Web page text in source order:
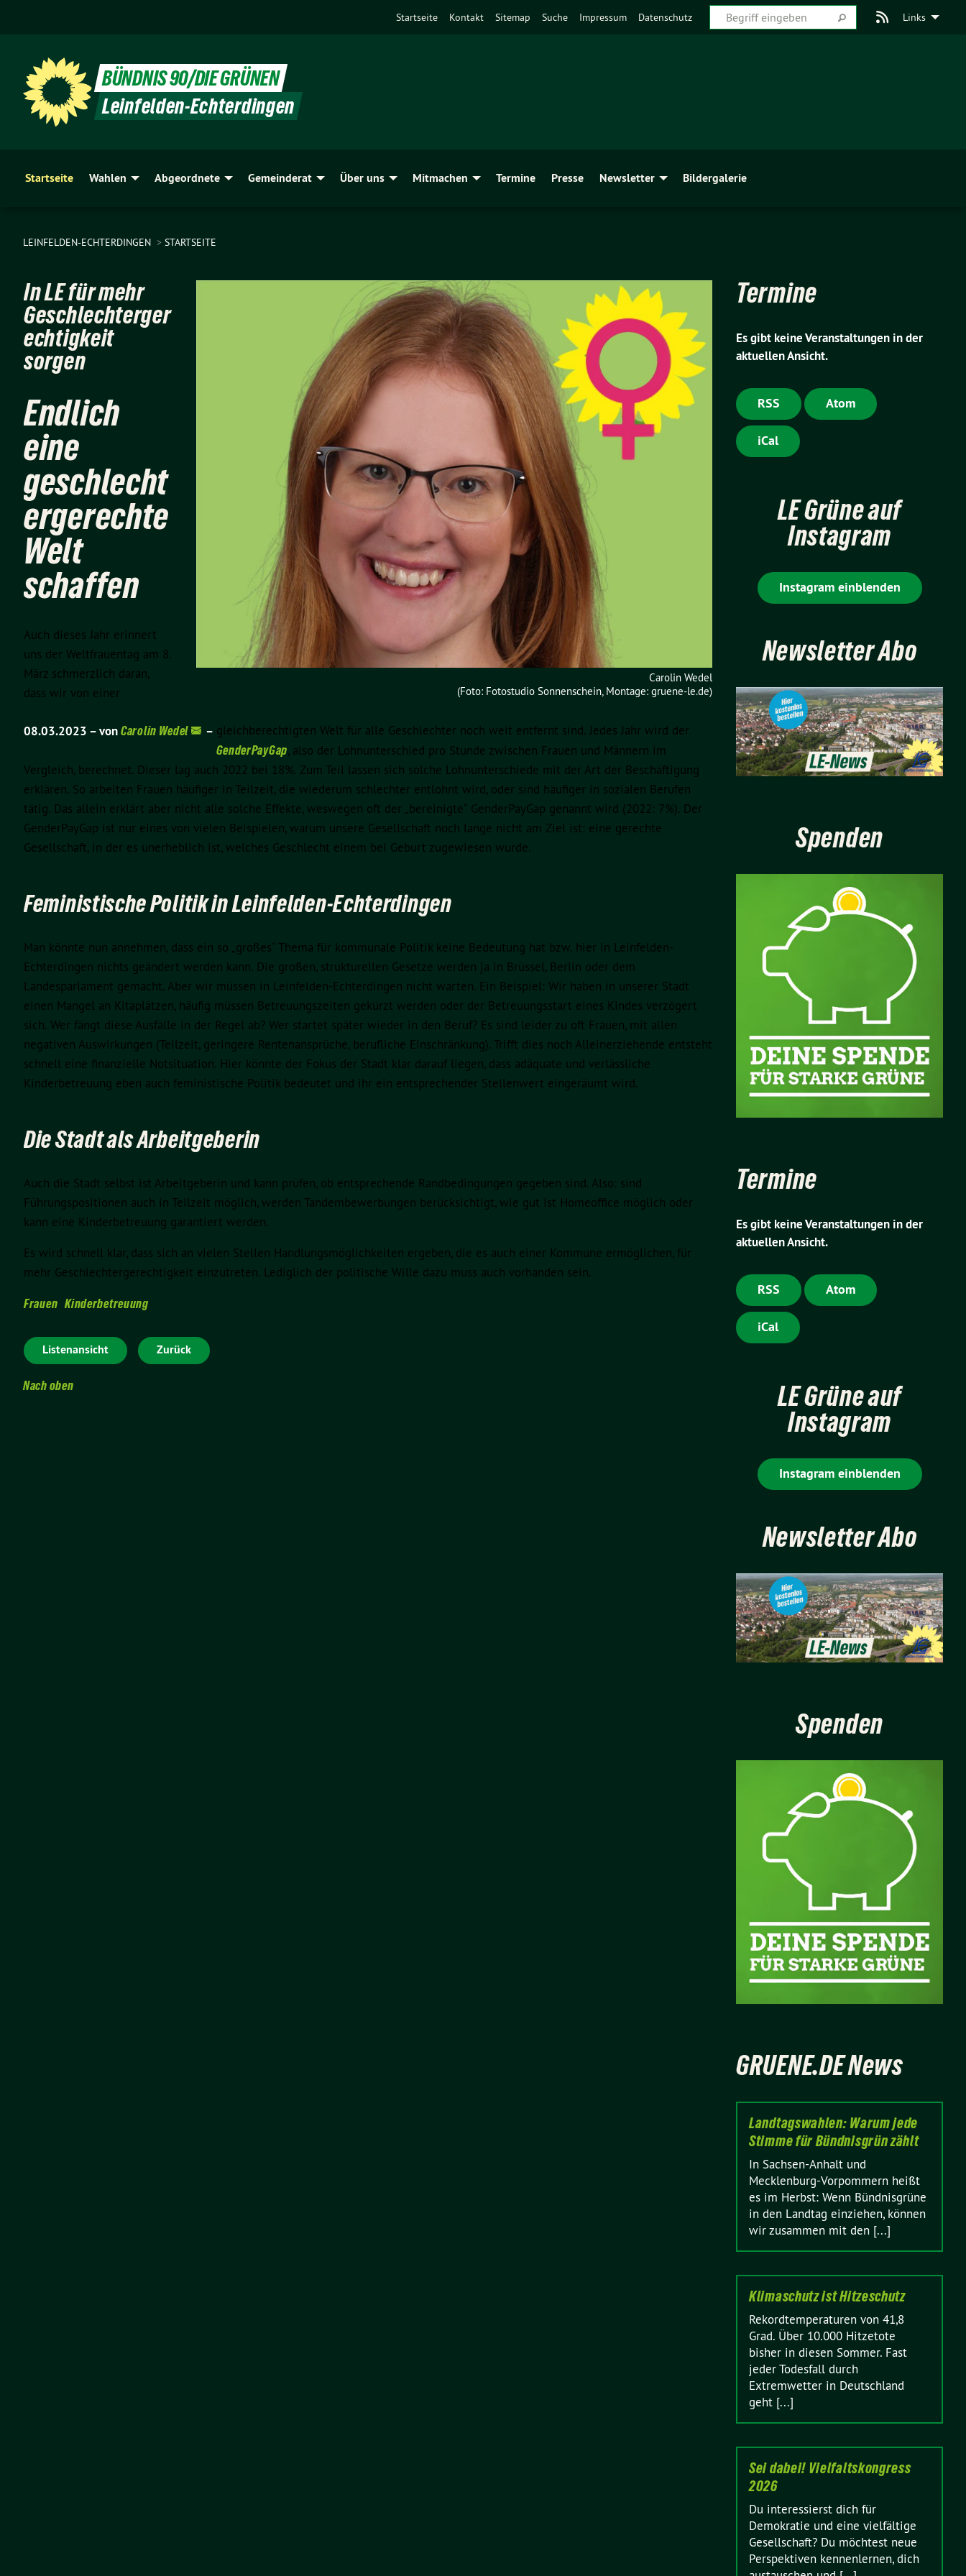
Links
Startseite Kontakt Sitemap Suche Impressum Datenschutz
BÜNDNIS 90/DIE GRÜNEN
Leinfelden-Echterdingen
Startseite Wahlen Abgeordnete Gemeinderat Über uns Mitmachen Termine Presse Newsletter Bildergalerie
LEINFELDEN-ECHTERDINGEN STARTSEITE
Carolin Wedel
(Foto: Fotostudio Sonnenschein, Montage: gruene-le.de)
In LE für mehr
Geschlechterger
echtigkeit
sorgen
Endlich
eine
geschlecht
ergerechte
Welt
schaffen
08.03.2023 –vonCarolin Wedel –
Auch dieses Jahr erinnert
uns der Weltfrauentag am 8.
März schmerzlich daran,
dass wir von einer
gleichberechtigten Welt für alle Geschlechter noch weit entfernt sind. Jedes Jahr wird der
GenderPayGap, also der Lohnunterschied pro Stunde zwischen Frauen und Männern im
Vergleich, berechnet. Dieser lag auch 2022 bei 18%. Zum Teil lassen sich solche Lohnunterschiede mit der Art der Beschäftigung
erklären. So arbeiten Frauen häufiger in Teilzeit, die wiederum schlechter entlohnt wird, oder sind häufiger in sozialen Berufen
tätig. Das allein erklärt aber nicht alle solche Effekte, weswegen oft der „bereinigte“ GenderPayGap genannt wird (2022: 7%). Der
GenderPayGap ist nur eines von vielen Beispielen, warum unsere Gesellschaft noch lange nicht am Ziel ist: eine gerechte
Gesellschaft, in der es unerheblich ist, welches Geschlecht einem bei Geburt zugewiesen wurde.
Feministische Politik in Leinfelden-Echterdingen
Man könnte nun annehmen, dass ein so „großes“ Thema für kommunale Politik keine Bedeutung hat bzw. hier in Leinfelden-
Echterdingen nichts geändert werden kann. Die großen, strukturellen Gesetze werden ja in Brüssel, Berlin oder dem
Landesparlament gemacht. Aber wir müssen in Leinfelden-Echterdingen nicht warten. Ein Beispiel: Wir haben in unserer Stadt
einen Mangel an Kitaplätzen, häufig müssen Betreuungszeiten gekürzt werden oder der Betreuungsstart eines Kindes verzögert
sich. Wer fängt diese Ausfälle in der Regel ab? Wer startet später wieder in den Beruf? Es sind leider zu oft Frauen, mit allen
negativen Auswirkungen (Teilzeit, geringere Rentenansprüche, berufliche Einschränkung). Trifft dies noch Alleinerziehende entsteht
schnell eine finanzielle Notsituation. Hier könnte der Fokus der Stadt klar darauf liegen, dass adäquate und verlässliche
Kinderbetreuung eben auch feministische Politik bedeutet und ihr ein entsprechender Stellenwert eingeräumt wird.
Die Stadt als Arbeitgeberin
Auch die Stadt selbst ist Arbeitgeberin und kann prüfen, ob entsprechende Randbedingungen gegeben sind. Also: sind
Führungspositionen auch in Teilzeit möglich, werden Tandembewerbungen berücksichtigt, wie gut ist Homeoffice möglich oder
kann eine Kinderbetreuung garantiert werden.
Es wird schnell klar, dass sich an vielen Stellen Handlungsmöglichkeiten ergeben, die es auch einer Kommune ermöglichen, für
mehr Geschlechtergerechtigkeit einzutreten. Lediglich der politische Wille dazu muss auch vorhanden sein.
Frauen Kinderbetreuung
Listenansicht Zurück
Nach oben
Termine
Es gibt keine Veranstaltungen in der
aktuellen Ansicht.
RSS Atom
iCal
LE Grüne auf
Instagram
Instagram einblenden
Newsletter Abo
Spenden
Termine
Es gibt keine Veranstaltungen in der
aktuellen Ansicht.
RSS Atom
iCal
LE Grüne auf
Instagram
Instagram einblenden
Newsletter Abo
Spenden
GRUENE.DE News
Landtagswahlen: Warum jede
Stimme für Bündnisgrün zählt
In Sachsen-Anhalt und
Mecklenburg-Vorpommern heißt
es im Herbst: Wenn Bündnisgrüne
in den Landtag einziehen, können
wir zusammen mit den [...]
Klimaschutz ist Hitzeschutz
Rekordtemperaturen von 41,8
Grad. Über 10.000 Hitzetote
bisher in diesen Sommer. Fast
jeder Todesfall durch
Extremwetter in Deutschland
geht [...]
Sei dabei! Vielfaltskongress
2026
Du interessierst dich für
Demokratie und eine vielfältige
Gesellschaft? Du möchtest neue
Perspektiven kennenlernen, dich